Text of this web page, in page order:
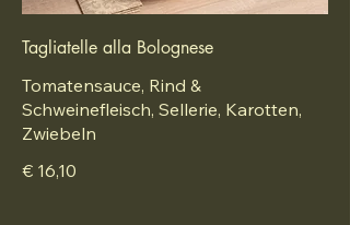
Tagliatelle alla Bolognese
Tomatensauce, Rind &
Schweinefleisch, Sellerie, Karotten,
Zwiebeln
€ 16,10